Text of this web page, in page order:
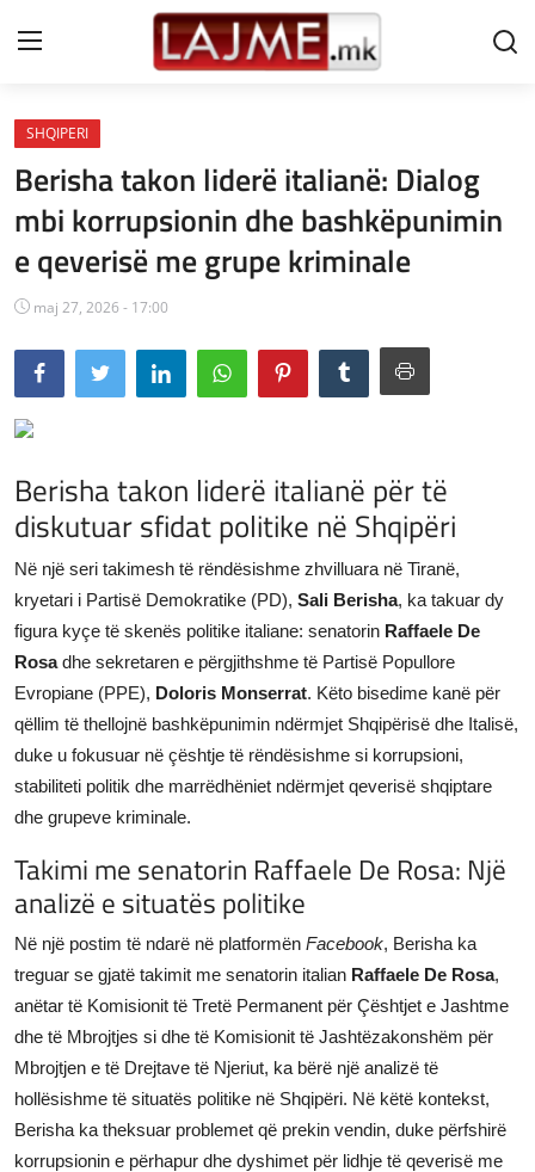
Shtëpi
LAJME MAQEDONI
SHQIPERI
KOSOVA
LAJME NGA BOTA
SHOWBIZ
SHENDETI
JETA
Gallery
Shqip
SHQIPERI
Berisha takon liderë italianë: Dialog
mbi korrupsionin dhe bashkëpunimin
e qeverisë me grupe kriminale
maj 27, 2026 - 17:00
Berisha takon liderë italianë për të
diskutuar sfidat politike në Shqipëri
Në një seri takimesh të rëndësishme zhvilluara në Tiranë,
kryetari i Partisë Demokratike (PD), Sali Berisha, ka takuar dy
figura kyçe të skenës politike italiane: senatorin Raffaele De
Rosadhe sekretaren e përgjithshme të Partisë Popullore
Evropiane (PPE), Doloris Monserrat. Këto bisedime kanë për
qëllim të thellojnë bashkëpunimin ndërmjet Shqipërisë dhe Italisë,
duke u fokusuar në çështje të rëndësishme si korrupsioni,
stabiliteti politik dhe marrëdhëniet ndërmjet qeverisë shqiptare
dhe grupeve kriminale.
Takimi me senatorin Raffaele De Rosa: Një
analizë e situatës politike
Në një postim të ndarë në platformën Facebook, Berisha ka
treguar se gjatë takimit me senatorin italian Raffaele De Rosa,
anëtar të Komisionit të Tretë Permanent për Çështjet e Jashtme
dhe të Mbrojtjes si dhe të Komisionit të Jashtëzakonshëm për
Mbrojtjen e të Drejtave të Njeriut, ka bërë një analizë të
hollësishme të situatës politike në Shqipëri. Në këtë kontekst,
Berisha ka theksuar problemet që prekin vendin, duke përfshirë
korrupsionin e përhapur dhe dyshimet për lidhje të qeverisë me